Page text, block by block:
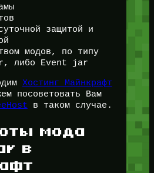
защитой и
модов, по типу
либо Event jar
Хостинг Майнкрафт
посоветовать Вам
в таком случае.
мода
в